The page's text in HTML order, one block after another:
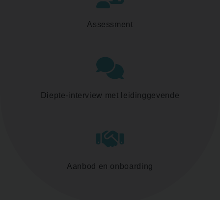
Assessment
Diepte-interview met leidinggevende
Aanbod en onboarding